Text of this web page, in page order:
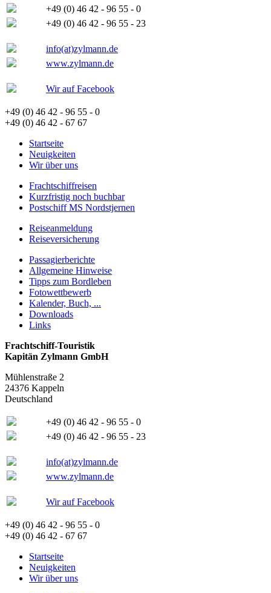
+49 (0) 46 42 - 96 55 - 0
+49 (0) 46 42 - 96 55 - 23
info(at)zylmann.de
www.zylmann.de
Wir auf Facebook
+49 (0) 46 42 - 96 55 - 0
+49 (0) 46 42 - 67 67
Startseite
Neuigkeiten
Wir über uns
Frachtschiffreisen
Kurzfristig noch buchbar
Postschiff MS Nordstjernen
Reiseanmeldung
Reiseversicherung
Passagierberichte
Allgemeine Hinweise
Tipps zum Bordleben
Fotowettbewerb
Kalender, Buch, ...
Downloads
Links
Frachtschiff-Touristik
Kapitän Zylmann GmbH
Mühlenstraße 2
24376 Kappeln
Deutschland
+49 (0) 46 42 - 96 55 - 0
+49 (0) 46 42 - 96 55 - 23
info(at)zylmann.de
www.zylmann.de
Wir auf Facebook
+49 (0) 46 42 - 96 55 - 0
+49 (0) 46 42 - 67 67
Startseite
Neuigkeiten
Wir über uns